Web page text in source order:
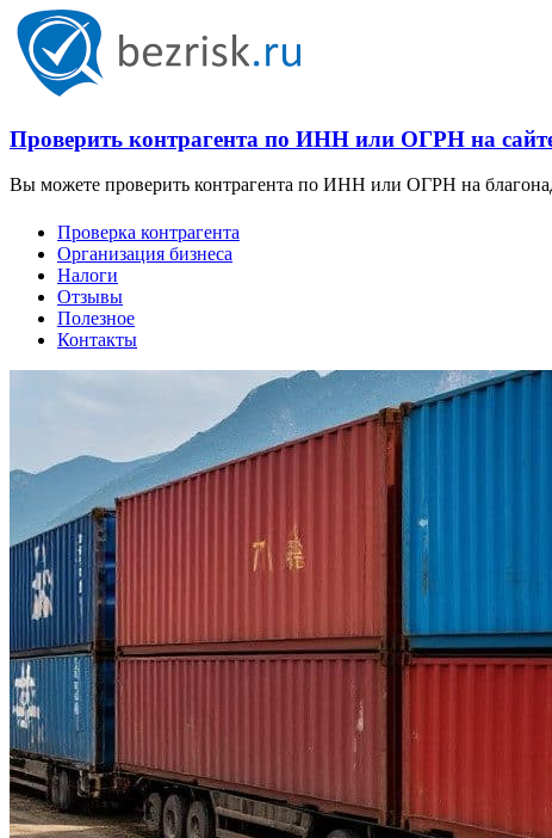
Проверить контрагента по ИНН или ОГРН на сайте
Вы можете проверить контрагента по ИНН или ОГРН на
Проверка контрагента
Организация бизнеса
Налоги
Отзывы
Полезное
Контакты